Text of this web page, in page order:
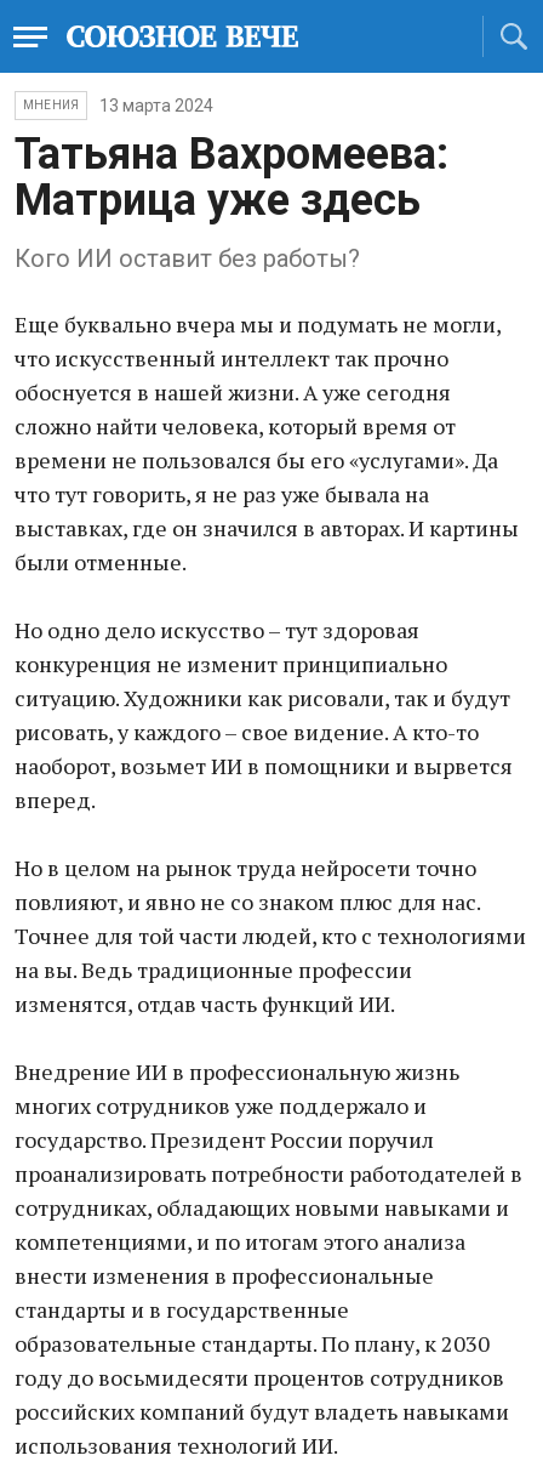
МНЕНИЯ 13 марта 2024
Татьяна Вахромеева:
Матрица уже здесь
Кого ИИ оставит без работы?
Еще буквально вчера мы и подумать не могли,
что искусственный интеллект так прочно
обоснуется в нашей жизни. А уже сегодня
сложно найти человека, который время от
времени не пользовался бы его «услугами». Да
что тут говорить, я не раз уже бывала на
выставках, где он значился в авторах. И картины
были отменные.
Но одно дело искусство – тут здоровая
конкуренция не изменит принципиально
ситуацию. Художники как рисовали, так и будут
рисовать, у каждого – свое видение. А кто-то
наоборот, возьмет ИИ в помощники и вырвется
вперед.
Но в целом на рынок труда нейросети точно
повлияют, и явно не со знаком плюс для нас.
Точнее для той части людей, кто с технологиями
на вы. Ведь традиционные профессии
изменятся, отдав часть функций ИИ.
Внедрение ИИ в профессиональную жизнь
многих сотрудников уже поддержало и
государство. Президент России поручил
проанализировать потребности работодателей в
сотрудниках, обладающих новыми навыками и
компетенциями, и по итогам этого анализа
внести изменения в профессиональные
стандарты и в государственные
образовательные стандарты. По плану, к 2030
году до восьмидесяти процентов сотрудников
российских компаний будут владеть навыками
использования технологий ИИ.